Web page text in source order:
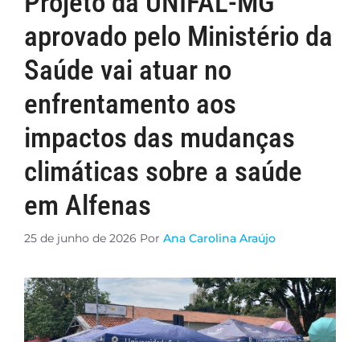
aprovado pelo Ministério da
Saúde vai atuar no
enfrentamento aos
impactos das mudanças
climáticas sobre a saúde
em Alfenas
25 de junho de 2026 Por Ana Carolina Araújo